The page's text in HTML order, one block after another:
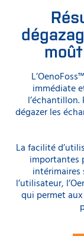
immédiate
l’échantillon.
dégazer les
La facilité
importantes
l’utilisateur,
qui permet